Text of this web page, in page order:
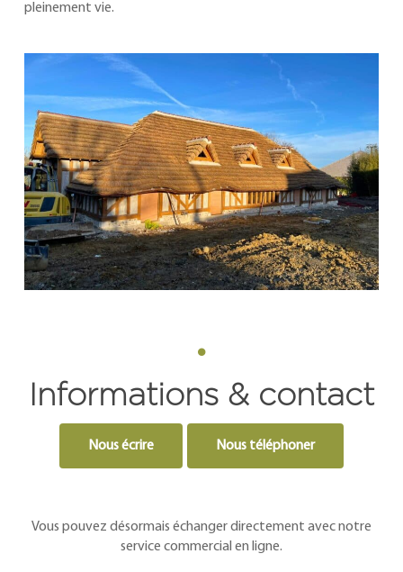
pleinement vie.
•
Informations & contact
Nous écrire Nous téléphoner
Vous pouvez désormais échanger directement avec notre
service commercial en ligne.